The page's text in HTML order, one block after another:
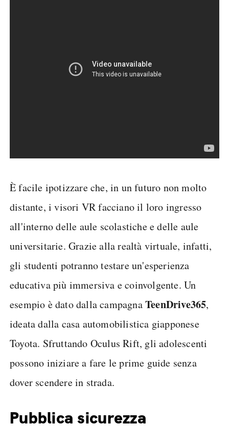
È facile ipotizzare che, in un futuro non molto
distante, i visori VR facciano il loro ingresso
all'interno delle aule scolastiche e delle aule
universitarie. Grazie alla realtà virtuale, infatti,
gli studenti potranno testare un'esperienza
educativa più immersiva e coinvolgente. Un
esempio è dato dalla campagnaTeenDrive365,
ideata dalla casa automobilistica giapponese
Toyota. Sfruttando Oculus Rift, gli adolescenti
possono iniziare a fare le prime guide senza
dover scendere in strada.
Pubblica sicurezza